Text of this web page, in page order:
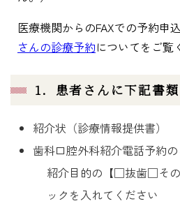
医療機関からのFAXでの予約申
さんの診療予約についてをご覧
1．患者さんに下記書
紹介状（診療情報提供書）
歯科口腔外科紹介電話予約
紹介目的の【□抜歯□そ
ックを入れてください